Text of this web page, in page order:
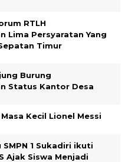
RTLH
Lima Persyaratan Yang
Timur
Burung
Status Kantor Desa
Kecil Lionel Messi
SMPN 1 Sukadiri ikuti
Ajak Siswa Menjadi